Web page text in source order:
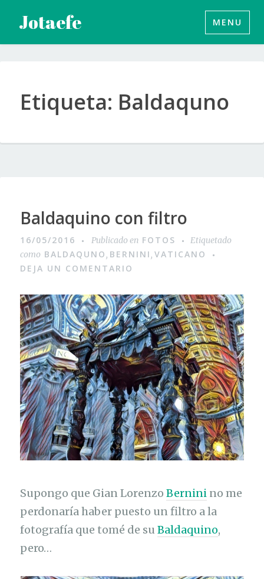
contenido
Jotaefe MENU
Etiqueta: Baldaquno
Baldaquino con filtro
16/05/2016 Publicado en FOTOS
Etiquetado
como BALDAQUNO, BERNINI,VATICANO
DEJA UN COMENTARIO
Supongo que Gian LorenzoBernini no me
perdonaría haber puesto un filtro a la
fotografía que tomé de suBaldaquino,
pero…